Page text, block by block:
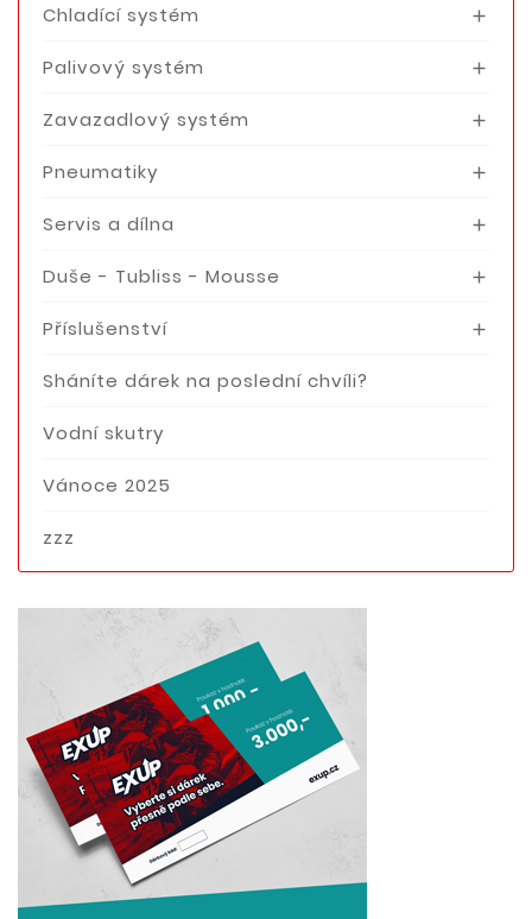
Chladící systém 
Palivový systém 
Zavazadlový systém 
Pneumatiky 
Servis a dílna 
Duše - Tubliss - Mousse 
Příslušenství 
Sháníte dárek na poslední chvíli?
Vodní skutry
Vánoce 2025
zzz